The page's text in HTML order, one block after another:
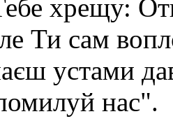
хрещу:
Ти сам
устами
нас".